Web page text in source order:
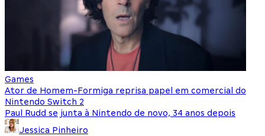
Games
Ator de Homem-Formiga reprisa papel em comercial do
Nintendo Switch 2
Paul Rudd se junta à Nintendo de novo, 34 anos depois
Jessica Pinheiro